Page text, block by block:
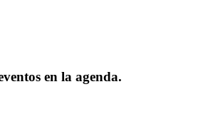
en la agenda.